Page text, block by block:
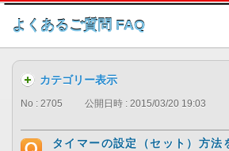
このページの本文へ
よくあるご質問 FAQ
カテゴリー表示
No : 2705 公開日時 : 2015/03/20 19:03
タイマーの設定（セット）方法